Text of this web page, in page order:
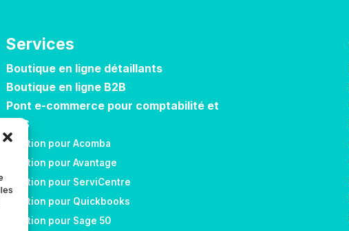
Services
Boutique en ligne détaillants
Boutique en ligne B2B
Pont e-commerce pour comptabilité et
POS
Solution pour Acomba
Solution pour Avantage
Solution pour ServiCentre
Solution pour Quickbooks
Solution pour Sage 50